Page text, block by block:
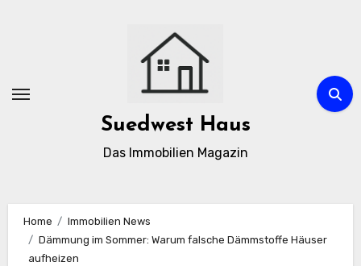
Suedwest Haus
Das Immobilien Magazin
Home
Immobilien News
Dämmung im Sommer: Warum falsche Dämmstoffe Häuser
aufheizen